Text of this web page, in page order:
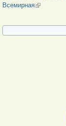
Всемирная(внешняя
ФОРМА ПОИСКА